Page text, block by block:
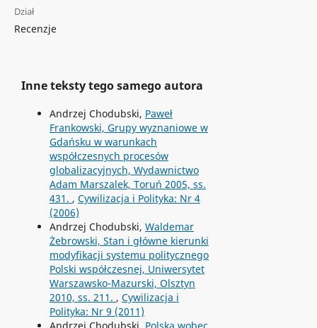
Dział
Recenzje
Inne teksty tego samego autora
Andrzej Chodubski, Paweł
Frankowski, Grupy wyznaniowe w
Gdańsku w warunkach
współczesnych procesów
globalizacyjnych, Wydawnictwo
Adam Marszalek, Toruń 2005, ss.
431. , Cywilizacja i Polityka: Nr 4
(2006)
Andrzej Chodubski, Waldemar
Żebrowski, Stan i główne kierunki
modyfikacji systemu politycznego
Polski współczesnej, Uniwersytet
Warszawsko-Mazurski, Olsztyn
2010, ss. 211. , Cywilizacja i
Polityka: Nr 9 (2011)
Andrzej Chodubski, Polska wobec